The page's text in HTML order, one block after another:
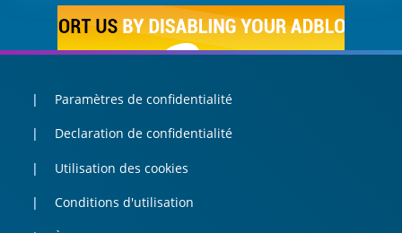
Paramètres de confidentialité
Declaration de confidentialité
Utilisation des cookies
Conditions d'utilisation